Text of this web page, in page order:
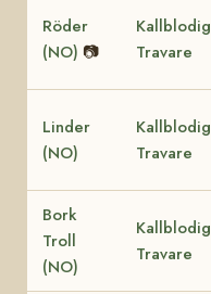
Röder
(NO) 📷
Kallblodig
Travare
Linder
(NO)
Kallblodig
Travare
Bork
Troll
(NO)
Kallblodig
Travare